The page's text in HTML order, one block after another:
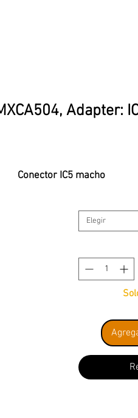
Adapter:
Conector IC5 macho
Elegir